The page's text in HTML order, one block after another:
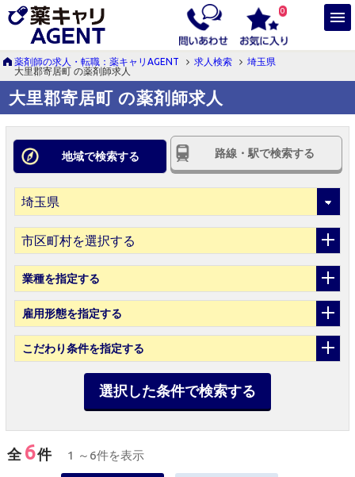
0
薬剤師の求人・転職：薬キャリAGENT 求人検索
埼玉県
大里郡寄居町 の薬剤師求人
大里郡寄居町 の薬剤師求人
地域で検索する 路線・駅で検索する
市区町村を選択する
業種を指定する
雇用形態を指定する
こだわり条件を指定する
選択した条件で検索する
全 6件 1 ～6件を表示